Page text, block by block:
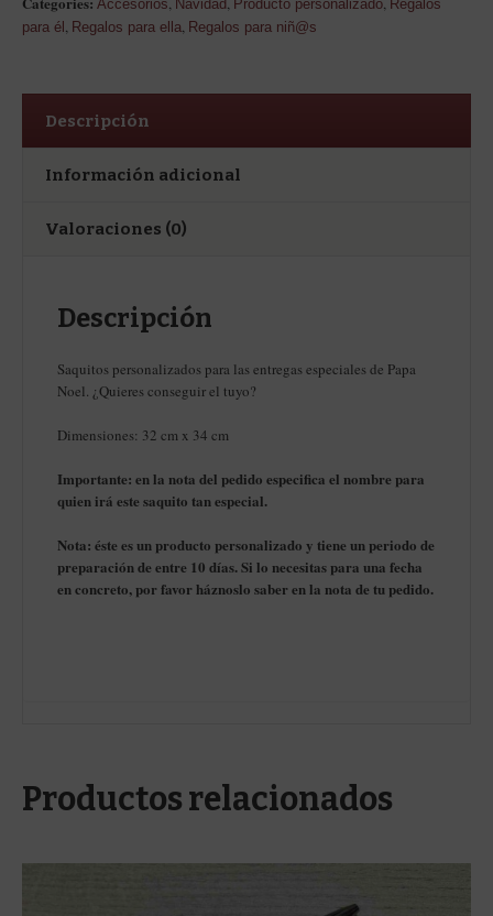
Accesorios Navidad Producto personalizado Regalos
para él , Regalos para ella, Regalos para niñ@s
Descripción
Información adicional
Valoraciones (0)
Descripción
Saquitos personalizados para las entregas especiales de Papa
Noel. ¿Quieres conseguir el tuyo?
Dimensiones: 32 cm x 34 cm
Importante: en la nota del pedido especifica el nombre para
quien irá este saquito tan especial.
Nota: éste es un producto personalizado y tiene un periodo de
preparación de entre 10 días. Si lo necesitas para una fecha
en concreto, por favor háznoslo saber en la nota de tu pedido.
Productos relacionados